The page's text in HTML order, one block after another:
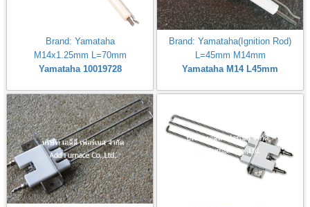
Brand: Yamataha
M14x1.25mm L=70mm
Yamataha 10019728
Brand: Yamataha(Ignition Rod)
L=45mm M14mm
Yamataha M14 L45mm